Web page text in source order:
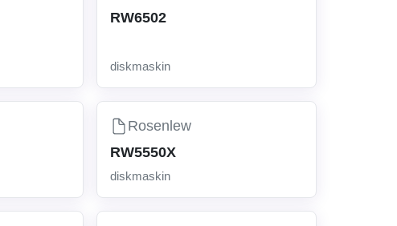
RW6502
diskmaskin
Rosenlew
RW5550X
diskmaskin